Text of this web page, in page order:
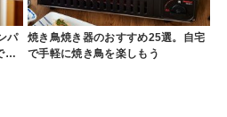
パ
…
焼き鳥焼き器のおすすめ25選。自宅
で手軽に焼き鳥を楽しもう